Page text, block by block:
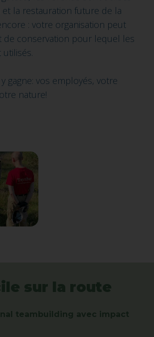
la restauration future de la
: votre organisation peut
de conservation pour lequel les
gagne: vos employés, votre
nature!
sur la route
teambuilding avec impact